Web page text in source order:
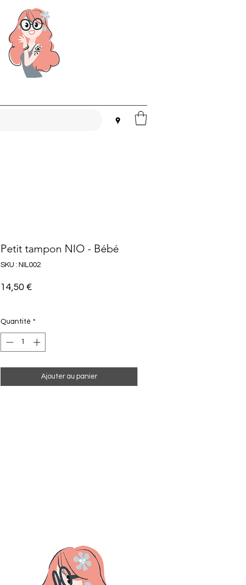
Petit tampon NIO - Bébé
SKU : NIL002
14,50 €Prix
Quantité *
Ajouter au panier